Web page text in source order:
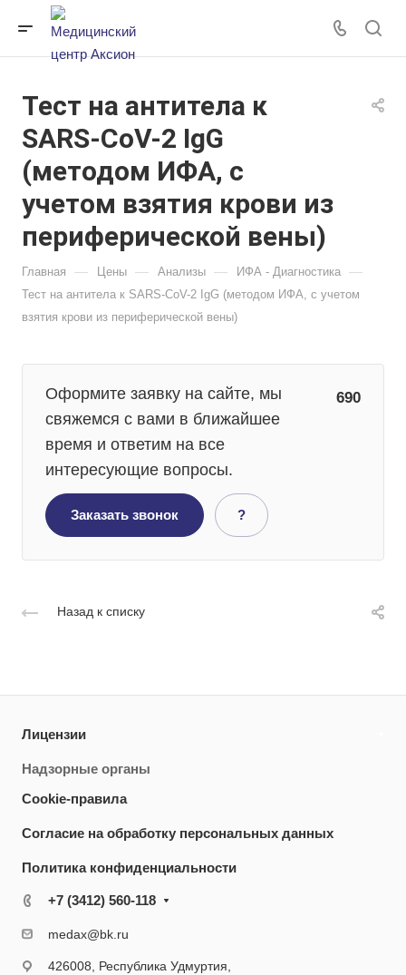
Тест на антитела к
SARS-CoV-2 IgG
(методом ИФА, с
учетом взятия крови из
периферической вены)
Главная — Цены — Анализы — ИФА - Диагностика —
Тест на антитела к SARS-CoV-2 IgG (методом ИФА, с учетом
взятия крови из периферической вены)
Оформите заявку на сайте, мы
свяжемся с вами в ближайшее
время и ответим на все
интересующие вопросы.
690
Заказать звонок ?
Назад к списку
Лицензии
Надзорные органы
Cookie-правила
Согласие на обработку персональных данных
Политика конфиденциальности
+7 (3412) 560-118
medax@bk.ru
426008, Республика Удмуртия,